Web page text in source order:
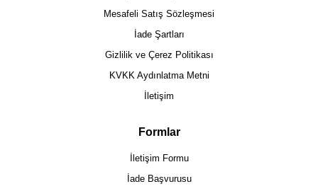
Mesafeli Satış Sözleşmesi
İade Şartları
Gizlilik ve Çerez Politikası
KVKK Aydınlatma Metni
İletişim
Formlar
İletişim Formu
İade Başvurusu